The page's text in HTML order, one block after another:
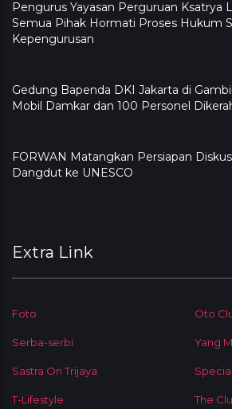
Pengurus Yayasan Perguruan Ksatrya
Semua Pihak Hormati Proses Hukum
Kepengurusan
Gedung Bapenda DKI Jakarta di
Mobil Damkar dan 100 Personel
FORWAN Matangkan Persiapan
Dangdut ke UNESCO
Extra Link
Foto Oto
Serba-serbi Yang
Sastra On Trijaya
T-Lifestyle The